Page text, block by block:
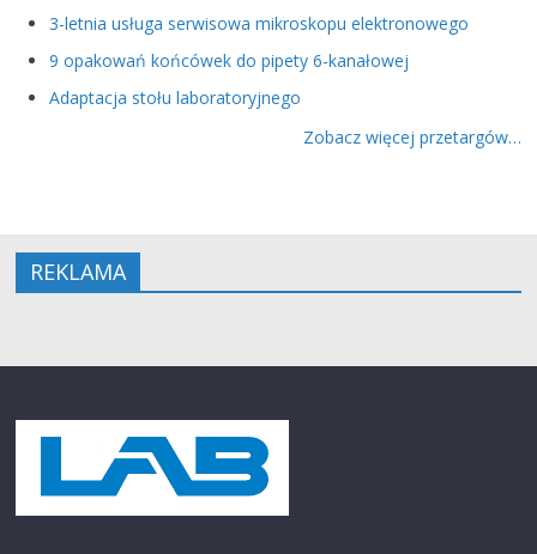
3-letnia usługa serwisowa mikroskopu elektronowego
9 opakowań końcówek do pipety 6-kanałowej
Adaptacja stołu laboratoryjnego
Zobacz więcej przetargów…
REKLAMA